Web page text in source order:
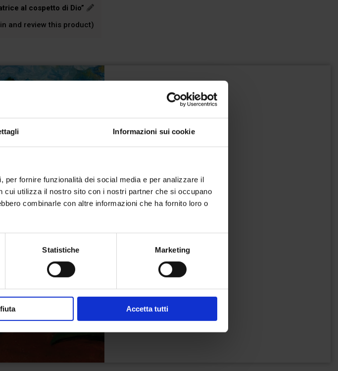
Informazioni sui cookie
fornire funzionalità dei social media e per analizzare il
utilizza il nostro sito con i nostri partner che si occupano
combinarle con altre informazioni che ha fornito loro o
Statistiche Marketing
Accetta tutti
al cospetto di Dio”
and review this product)